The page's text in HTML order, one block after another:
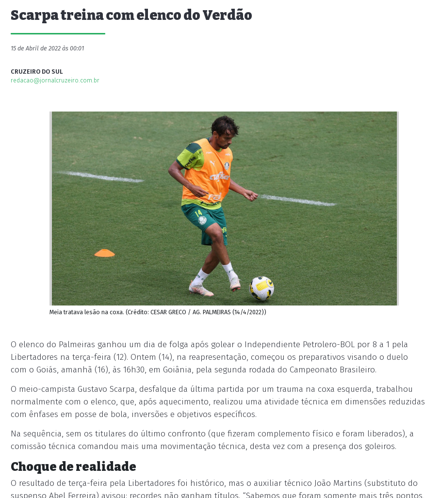
Scarpa treina com elenco do Verdão
15 de Abril de 2022 às 00:01
CRUZEIRO DO SUL
redacao@jornalcruzeiro.com.br
Meia tratava lesão na coxa. (Crédito: CESAR GRECO / AG. PALMEIRAS (14/4/2022))
O elenco do Palmeiras ganhou um dia de folga após golear o Independiente Petrolero-BOL por 8 a 1 pela
Libertadores na terça-feira (12). Ontem (14), na reapresentação, começou os preparativos visando o duelo
com o Goiás, amanhã (16), às 16h30, em Goiânia, pela segunda rodada do Campeonato Brasileiro.
O meio-campista Gustavo Scarpa, desfalque da última partida por um trauma na coxa esquerda, trabalhou
normalmente com o elenco, que, após aquecimento, realizou uma atividade técnica em dimensões reduzidas
com ênfases em posse de bola, inversões e objetivos específicos.
Na sequência, sem os titulares do último confronto (que fizeram complemento físico e foram liberados), a
comissão técnica comandou mais uma movimentação técnica, desta vez com a presença dos goleiros.
Choque de realidade
O resultado de terça-feira pela Libertadores foi histórico, mas o auxiliar técnico João Martins (substituto do
suspenso Abel Ferreira) avisou: recordes não ganham títulos. “Sabemos que foram somente mais três pontos,